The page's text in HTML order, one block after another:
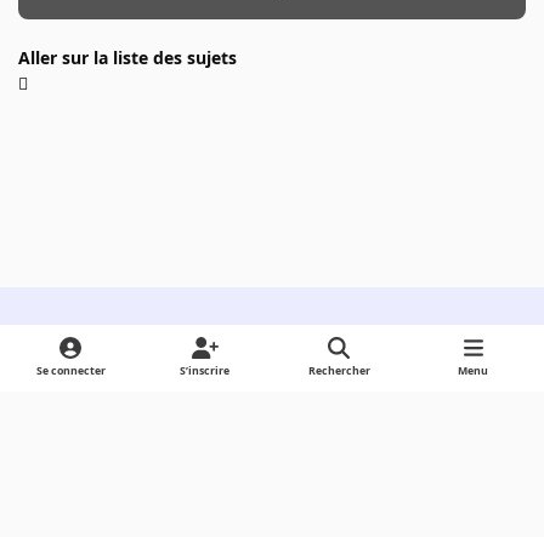
Aller sur la liste des sujets
Light ModeDark ModeSystem Preference
Se connecter S’inscrire Rechercher Menu